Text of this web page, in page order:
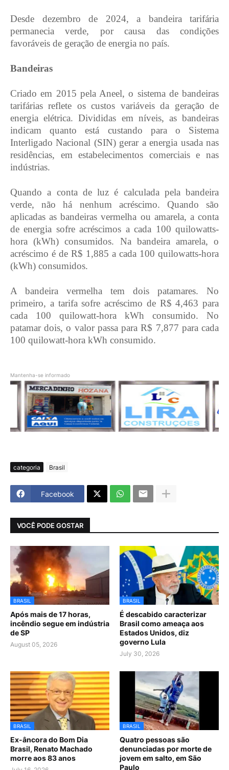
Desde dezembro de 2024, a bandeira tarifária
permanecia verde, por causa das condições
favoráveis de geração de energia no país.
Bandeiras
Criado em 2015 pela Aneel, o sistema de bandeiras
tarifárias reflete os custos variáveis da geração de
energia elétrica. Divididas em níveis, as bandeiras
indicam quanto está custando para o Sistema
Interligado Nacional (SIN) gerar a energia usada nas
residências, em estabelecimentos comerciais e nas
indústrias.
Quando a conta de luz é calculada pela bandeira
verde, não há nenhum acréscimo. Quando são
aplicadas as bandeiras vermelha ou amarela, a conta
de energia sofre acréscimos a cada 100 quilowatts-
hora (kWh) consumidos. Na bandeira amarela, o
acréscimo é de R$ 1,885 a cada 100 quilowatts-hora
(kWh) consumidos.
A bandeira vermelha tem dois patamares. No
primeiro, a tarifa sofre acréscimo de R$ 4,463 para
cada 100 quilowatt-hora kWh consumido. No
patamar dois, o valor passa para R$ 7,877 para cada
100 quilowatt-hora kWh consumido.
Mantenha-se informado
categoria Brasil
Facebook
VOCÊ PODE GOSTAR
BRASIL
Após mais de 17 horas,
incêndio segue em indústria
de SP
August 05, 2026
BRASIL
É descabido caracterizar
Brasil como ameaça aos
Estados Unidos, diz
governo Lula
July 30, 2026
BRASIL
Ex-âncora do Bom Dia
Brasil, Renato Machado
morre aos 83 anos
BRASIL
Quatro pessoas são
denunciadas por morte de
jovem em salto, em São
Paulo